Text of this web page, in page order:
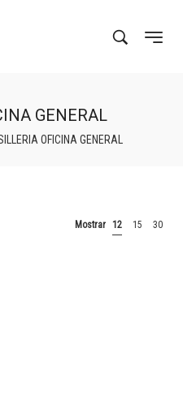
GENERAL
OFICINA GENERAL
Mostrar 12 15 30